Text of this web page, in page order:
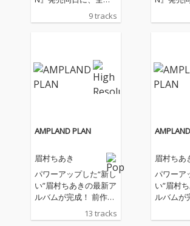
語詞による配信限定ア
ルバム『PLAN C』をリ
楽フェスティバル SXS
W Music Festival に202
4年・2025年と2年連続
彼女の新たな試み。20
20年に初の海外ライブ
演のたびに現地の音楽
ファンへ向けて楽曲を
英語詞にアレンジ。Fra
ncesca Nelson、Olivia
chlegerから英語での作
9 tracks
語詞に
ルバム『
楽フェス
W Music
4年・
彼女の新
20年に初
演のたび
ファンへ
英語詞に
ncesca
chleger
AMPLAND PLAN
眉村ちあき
パワーアップした“新し
い”眉村ちあきの最新ア
ルバムが完成！ 前作
『うふふ』のリリース
以降、精力的な楽曲制
13 tracks
眉村ちあ
パワーア
い”眉村
ルバムが
『うふ
以降、精